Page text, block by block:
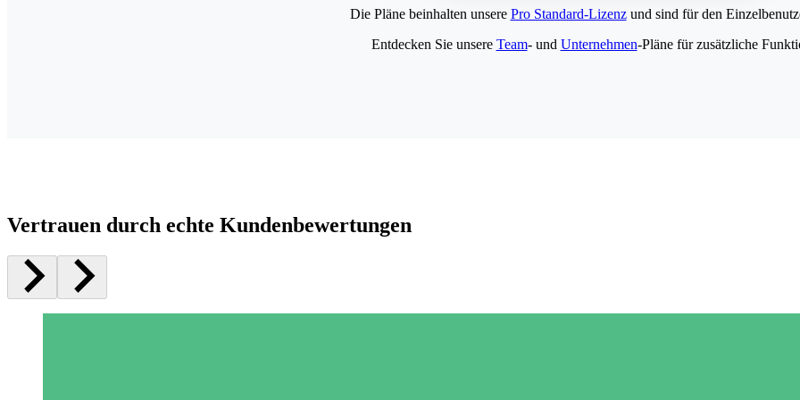
Die Pläne beinhalten unsere Pro Standard-Lizenzund sind für den
Entdecken Sie unsere Team- und Unternehmen-Pläne für zusätzliche
Vertrauen durch echte Kundenbewertungen